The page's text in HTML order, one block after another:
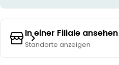
In einer Filiale
Standorte anzeigen